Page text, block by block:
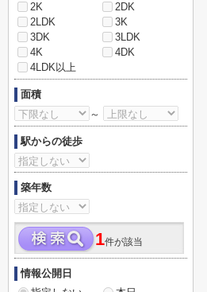
2K
2DK
2LDK
3K
3DK
3LDK
4K
4DK
4LDK以上
面積
～
駅からの徒歩
築年数
1件が該当
情報公開日